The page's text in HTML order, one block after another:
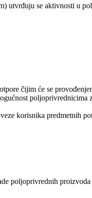
utvrđuju se aktivnosti u
čijim će se
poljoprivrednicima
korisnika predmetnih
poljoprivrednih